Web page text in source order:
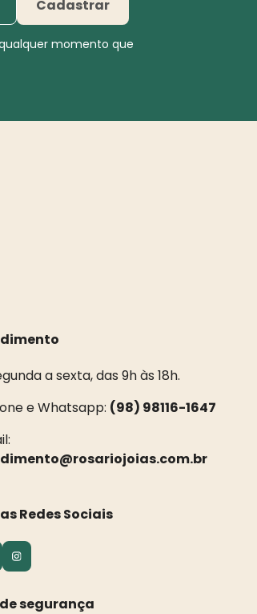
Cadastrar
momento que
a sexta, das 9h às 18h.
e Whatsapp: (98) 98116-1647
Redes Sociais
segurança